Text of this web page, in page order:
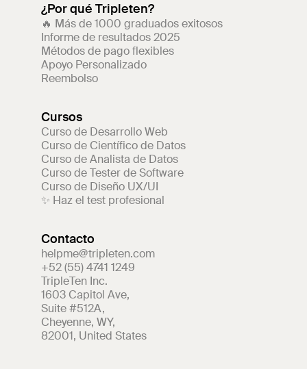
¿Por qué Tripleten?
🔥 Más de 1000 graduados exitosos
Informe de resultados 2025
Métodos de pago flexibles
Apoyo Personalizado
Reembolso
Cursos
Curso de Desarrollo Web
Curso de Científico de Datos
Curso de Analista de Datos
Curso de Tester de Software
Curso de Diseño UX/UI
✨ Haz el test profesional
Contacto
helpme@tripleten.com
+52 (55) 4741 1249
TripleTen Inc.
1603 Capitol Ave,
Suite #512A,
Cheyenne, WY,
82001, United States